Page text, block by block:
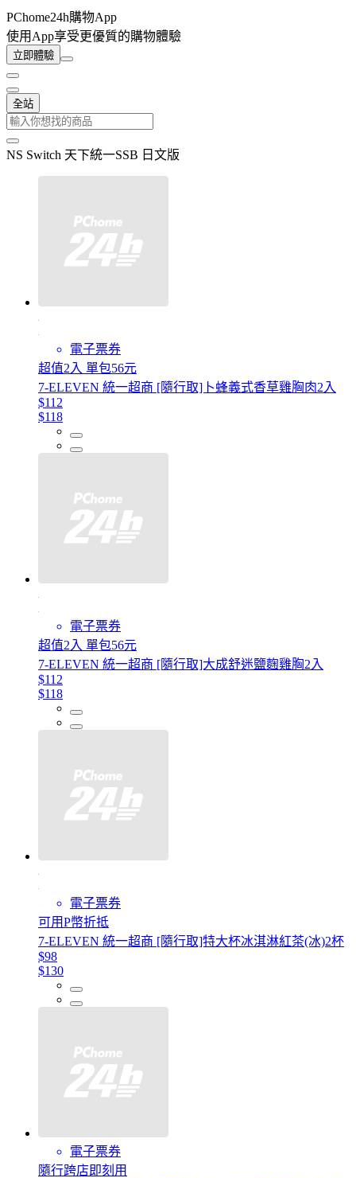
PChome24h購物App
使用App享受更優質的購物體驗
立即體驗
全站
NS Switch 天下統一SSB 日文版
電子票券
超值2入 單包56元
7-ELEVEN 統一超商 [隨行取]卜蜂義式香草雞胸肉2入
$112
$118
電子票券
超值2入 單包56元
7-ELEVEN 統一超商 [隨行取]大成舒迷鹽麴雞胸2入
$112
$118
電子票券
可用P幣折抵
7-ELEVEN 統一超商 [隨行取]特大杯冰淇淋紅茶(冰)2杯
$98
$130
電子票券
隨行跨店即刻用